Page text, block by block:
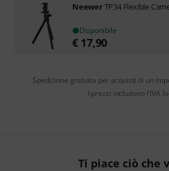
NeewerTP34 Flexible
Disponibile
€ 17,90
Spedizione gratuita per acquisti di un
I prezzi includono l'IVA
Ti piace ciò che